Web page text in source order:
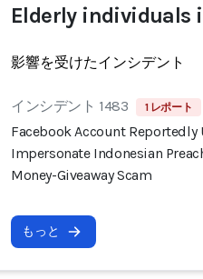
Elderly individuals
影響を受けたインシデント
インシデント 1483 1 レポート
Facebook Account Reportedly
Impersonate Indonesian
Money-Giveaway Scam
もっと